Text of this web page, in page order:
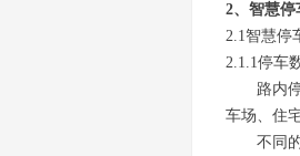
2、智慧停
2.1智慧停
2.1.1停车
路内
车场、住
不同